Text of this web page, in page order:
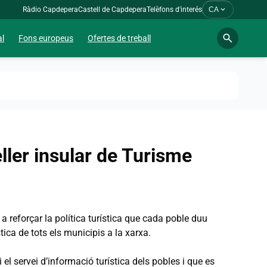
Ràdio CapdeperaCastell de CapdeperaTelèfons d'interés CA expand_more
Fons europeus Ofertes de treball search
insular de Turisme
reforçar la política turística que cada poble duu
de tots els municipis a la xarxa.
servei d’informació turística dels pobles i que es